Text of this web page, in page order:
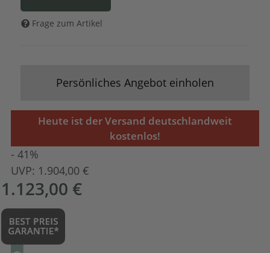
Frage zum Artikel
Persönliches Angebot einholen
Heute ist der Versand deutschlandweit
kostenlos!
- 41%
UVP: 1.904,00 €
1.123,00 €